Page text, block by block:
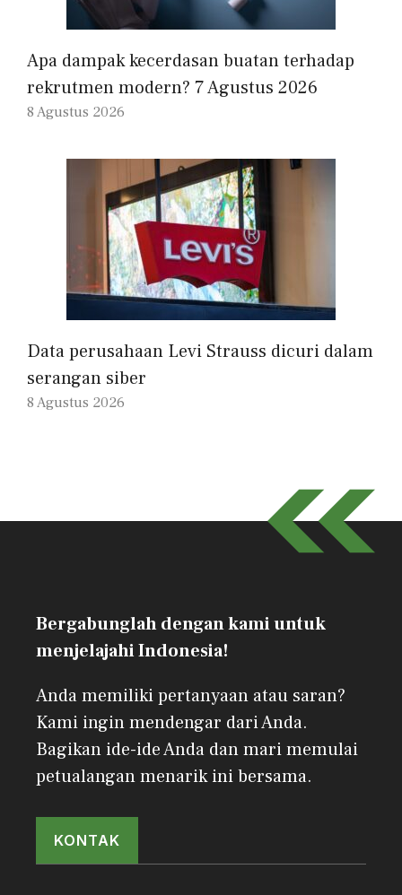
Apa dampak kecerdasan buatan terhadap
rekrutmen modern? 7 Agustus 2026
8 Agustus 2026
Data perusahaan Levi Strauss dicuri dalam
serangan siber
8 Agustus 2026
Bergabunglah dengan kami untuk
menjelajahi Indonesia!
Anda memiliki pertanyaan atau saran?
Kami ingin mendengar dari Anda.
Bagikan ide-ide Anda dan mari memulai
petualangan menarik ini bersama.
KONTAK